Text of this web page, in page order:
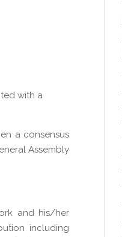
with a
a consensus
Assembly
and his/her
including